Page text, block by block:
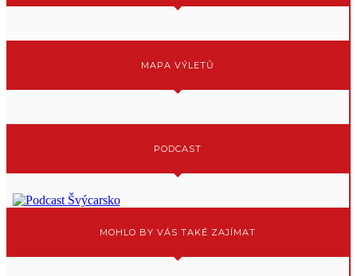
MAPA VÝLETŮ
PODCAST
MOHLO BY VÁS TAKÉ ZAJÍMAT